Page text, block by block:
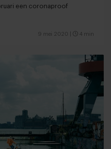
een coronaproof
9 mei 2020 4 min